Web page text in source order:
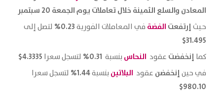
المعادن والسلع الثمينة خلال تعاملات يوم الجمعة 20 سبتمبر
حيثإرتفعت الفضة في المعاملات الفورية0.23% لتصل إلى
31.495$
كما إنخفضت عقود النحاس بنسبة 0.31% لتسجل سعرا 4.3335$
في حينإنخفضن عقود البلاتين بنسبة1.44% لتسجل سعرا
980.10$